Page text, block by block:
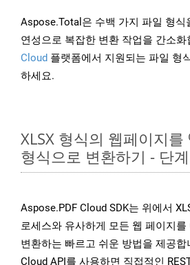
Aspose.Total은 수백 가지 파일 형식
연성으로 복잡한 변환 작업을 간소화
Cloud 플랫폼에서 지원되는 파일 형
하세요.
XLSX 형식의 웹페이지를
형식으로 변환하기 - 단
Aspose.PDF Cloud SDK는 위에서
로세스와 유사하게 모든 웹 페이지
변환하는 빠르고 쉬운 방법을 제공합
Cloud API를 사용하면 직접적인